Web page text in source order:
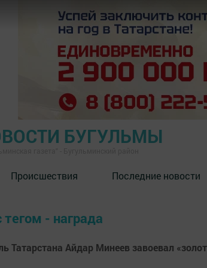
БУГУЛЬМЫ
Происшествия Последние новости
тегом - награда
Татарстана Айдар Минеев завоевал